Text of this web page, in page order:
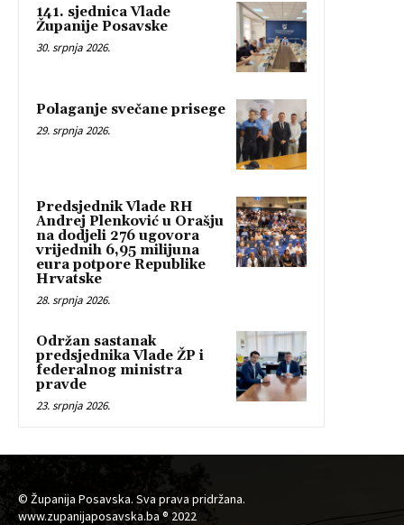
141. sjednica Vlade
Županije Posavske
30. srpnja 2026.
Polaganje svečane prisege
29. srpnja 2026.
Predsjednik Vlade RH
Andrej Plenković u Orašju
na dodjeli 276 ugovora
vrijednih 6,95 milijuna
eura potpore Republike
Hrvatske
28. srpnja 2026.
Održan sastanak
predsjednika Vlade ŽP i
federalnog ministra
pravde
23. srpnja 2026.
© Županija Posavska. Sva prava pridržana.
www.zupanijaposavska.ba ® 2022